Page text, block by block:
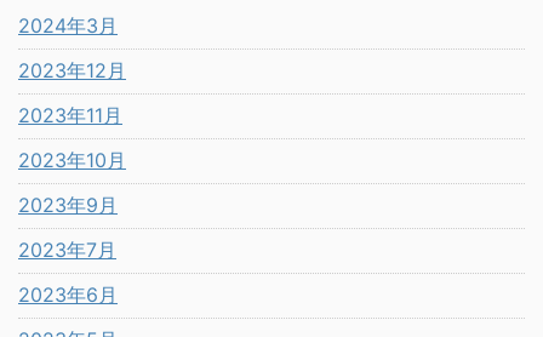
2024年3月
2023年12月
2023年11月
2023年10月
2023年9月
2023年7月
2023年6月